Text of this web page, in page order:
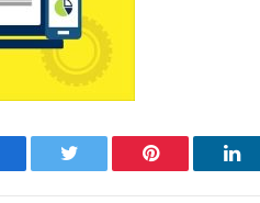
Twitter Pinterest